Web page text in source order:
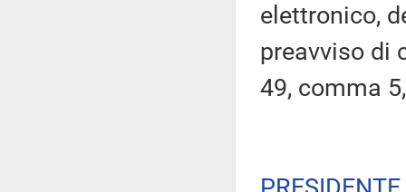
elettronico,
preavviso di
49, comma